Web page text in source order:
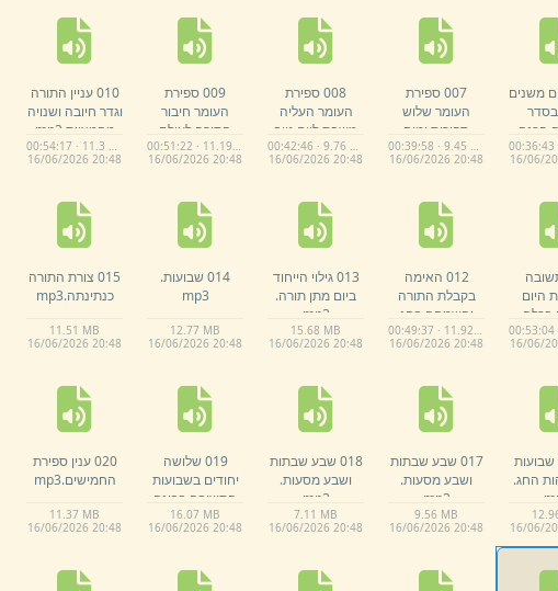
משנים
הכנה
ככלי
16/06/
007 ספירת
העומר שלוש
ספירות ימים
שבועות וימים של
שבועות.mp3
00:39:58 · 9.45 MB
16/06/2026 20:48
008 ספירת
העומר העליה
משבת ליום טוב
וביאור שלושת
הספירות עבודת
רבי עקיבא ורבי
שמעון למנות ימינו
כן הודע.mp3
00:42:46 · 9.76 MB
16/06/2026 20:48
009 ספירת
העומר חיבור
התורה לעולם
החומר כהכנה
לשבועות כי היא
חפצו על ידי
הביטחון.
00:51:22 · 11.19 MB
16/06/2026 20:48
010 עניין התורה
וגדר חיובה ושנויה
מהמצוות. mp3
00:54:17 · 11.3 MB
16/06/2026 20:48
תשובה
היום
בכלה
יחוד16/06/
012 האימה
בקבלת התורה
והשמחה בחג
מתן תורה.mp3
00:49:37 · 11.92 MB
16/06/2026 20:48
013 גילוי הייחוד
ביום מתן תורה.
mp3
15.68 MB
16/06/2026 20:48
014 שבועות.
mp3
12.77 MB
16/06/2026 20:48
015 צורת התורה
כנתינתה.mp3
11.51 MB
16/06/2026 20:48
שבועות
החג.
12.
16/06/
017 שבע שבתות
ושבע מסעות.
mp3
9.56 MB
16/06/2026 20:48
018 שבע שבתות
ושבע מסעות.
mp3
7.11 MB
16/06/2026 20:48
019 שלושה
יחודים בשבועות
התשובה בבינה
החילוק מר''ה כ''ע
בכתרי בנ''י
החטא.mp3
16.07 MB
16/06/2026 20:48
020 ענין ספירת
החמישים.mp3
11.37 MB
16/06/2026 20:48